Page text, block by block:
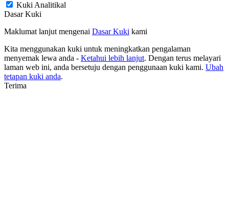
Kuki Analitikal
Dasar Kuki
Maklumat lanjut mengenai Dasar Kuki kami
Kita menggunakan kuki untuk meningkatkan pengalaman
menyemak lewa anda - Ketahui lebih lanjut. Dengan terus melayari
laman web ini, anda bersetuju dengan penggunaan kuki kami. Ubah
tetapan kuki anda.
Terima